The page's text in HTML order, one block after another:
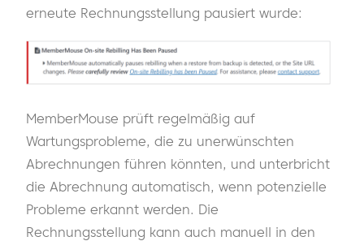
erneute Rechnungsstellung pausiert wurde:
MemberMouse prüft regelmäßig auf
Wartungsprobleme, die zu unerwünschten
Abrechnungen führen könnten, und unterbricht
die Abrechnung automatisch, wenn potenzielle
Probleme erkannt werden. Die
Rechnungsstellung kann auch manuell in den